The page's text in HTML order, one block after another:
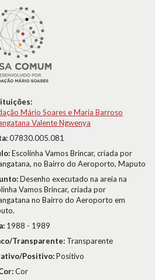
Mário Soares e Maria Barroso
Valente Ngwenya
07830.005.081
Escolinha Vamos Brincar, criada por
no Bairro do Aeroporto, Maputo
Desenho executado na areia na
Vamos Brincar, criada por
no Bairro do Aeroporto em
1988 - 1989
Transparente: Transparente
Positivo:Positivo
Cor